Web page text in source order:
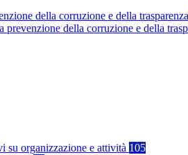
della corruzione e della trasparenza
prevenzione della corruzione e della
su organizzazione e attività 105